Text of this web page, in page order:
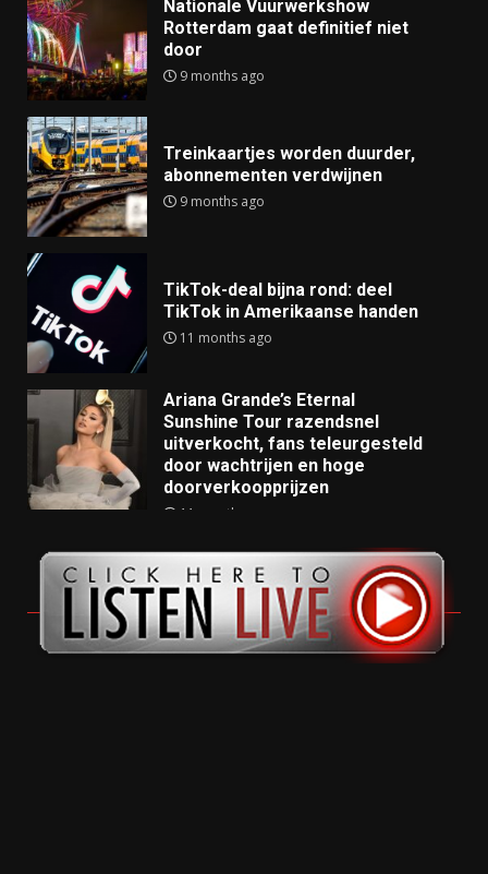
Nationale Vuurwerkshow
Rotterdam gaat definitief niet
door
9 months ago
Treinkaartjes worden duurder,
abonnementen verdwijnen
9 months ago
TikTok-deal bijna rond: deel
TikTok in Amerikaanse handen
11 months ago
Ariana Grande’s Eternal
Sunshine Tour razendsnel
uitverkocht, fans teleurgesteld
door wachtrijen en hoge
doorverkoopprijzen
11 months ago